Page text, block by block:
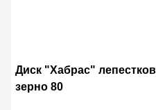
Диск "Хабрас"
зерно 80